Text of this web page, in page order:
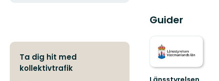
Ta dig hit med
kollektivtrafik
Guider